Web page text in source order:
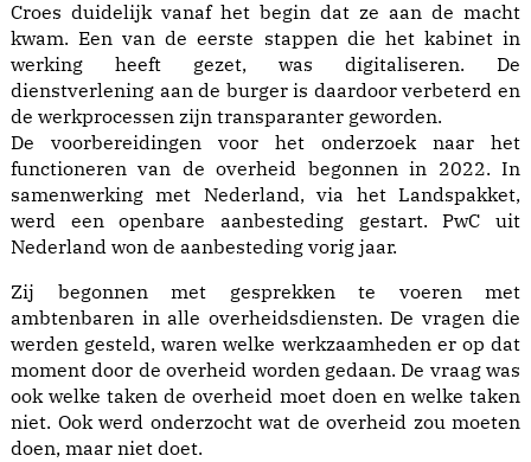
Croes duidelijk vanaf het begin dat ze aan de macht
kwam. Een van de eerste stappen die het kabinet in
werking heeft gezet, was digitaliseren. De
dienstverlening aan de burger is daardoor verbeterd en
de werkprocessen zijn transparanter geworden.
De voorbereidingen voor het onderzoek naar het
functioneren van de overheid begonnen in 2022. In
samenwerking met Nederland, via het Landspakket,
werd een openbare aanbesteding gestart. PwC uit
Nederland won de aanbesteding vorig jaar.
Zij begonnen met gesprekken te voeren met
ambtenbaren in alle overheidsdiensten. De vragen die
werden gesteld, waren welke werkzaamheden er op dat
moment door de overheid worden gedaan. De vraag was
ook welke taken de overheid moet doen en welke taken
niet. Ook werd onderzocht wat de overheid zou moeten
doen, maar niet doet.